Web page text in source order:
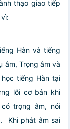
thạo giao tiếp
Hàn và tiếng
âm, Trọng âm và
tiếng Hàn tại
lỗi cơ bản khi
trọng âm, nói
Khi phát âm sai